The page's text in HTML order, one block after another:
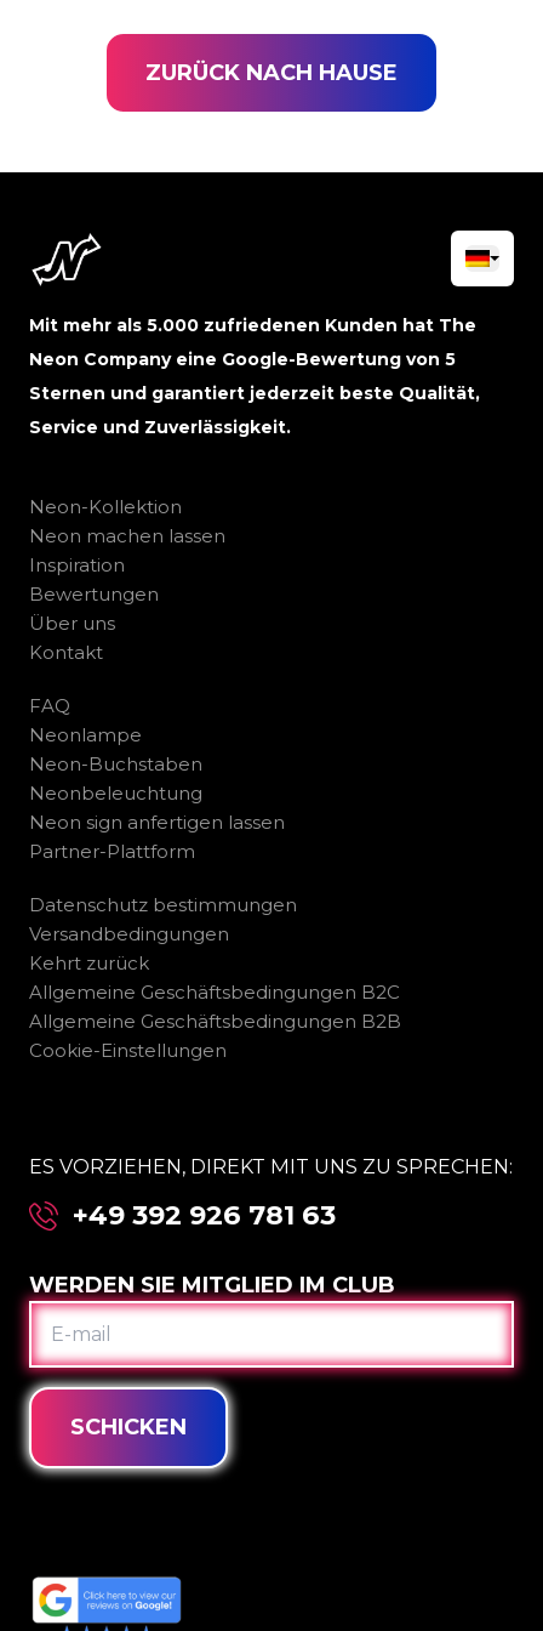
ZURÜCK NACH HAUSE
Mit mehr als 5.000 zufriedenen Kunden hat The
Neon Company eine Google-Bewertung von 5
Sternen und garantiert jederzeit beste Qualität,
Service und Zuverlässigkeit.
Neon-Kollektion
Neon machen lassen
Inspiration
Bewertungen
Über uns
Kontakt
FAQ
Neonlampe
Neon-Buchstaben
Neonbeleuchtung
Neon sign anfertigen lassen
Partner-Plattform
Datenschutz bestimmungen
Versandbedingungen
Kehrt zurück
Allgemeine Geschäftsbedingungen B2C
Allgemeine Geschäftsbedingungen B2B
Cookie-Einstellungen
ES VORZIEHEN, DIREKT MIT UNS ZU SPRECHEN:
+49 392 926 781 63
WERDEN SIE MITGLIED IM CLUB
E-
MAIL
SCHICKEN